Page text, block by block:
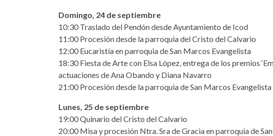
Domingo, 24 de septiembre
10:30 Traslado del Pendón desde Ayuntamiento de Icod
11:00 Procesión desde la parroquia del Cristo del Calvario
12:00 Eucaristía en parroquia de San Marcos Evangelista
18:30 Fiesta de Arte con Elsa López, entrega de los premios
actuaciones de Ana Obando y Diana Navarro
21:00 Procesión desde la parroquia de San Marcos Evangelista
Lunes, 25 de septiembre
19:00 Quinario del Cristo del Calvario
20:00 Misa y procesión Ntra. Sra de Gracia en parroquia de